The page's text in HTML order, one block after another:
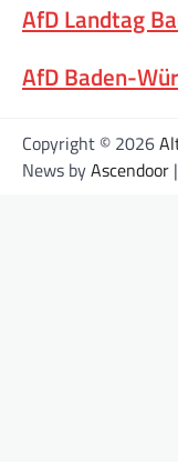
AfD Landtag
AfD Baden-
Copyright © 2026
News byAscendoor